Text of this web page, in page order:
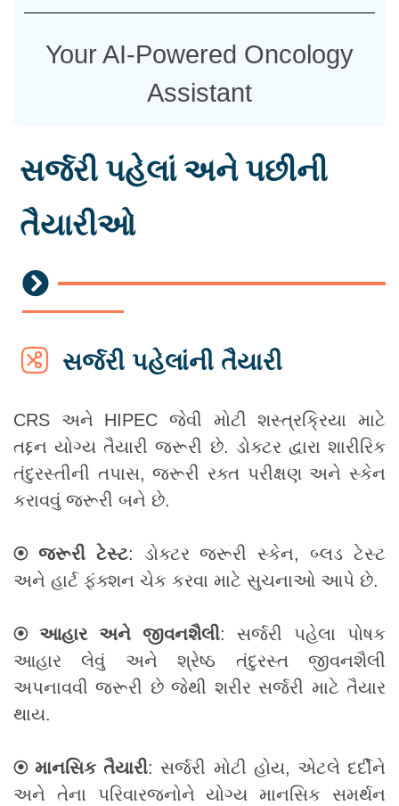
Your AI-Powered Oncology
Assistant
સર્જરી પહેલાં અને પછીની
તૈયારીઓ
સર્જરી પહેલાંની તૈયારી
CRS અને HIPEC જેવી મોટી શસ્ત્રક્રિયા માટે
તદ્દન યોગ્ય તૈયારી જરૂરી છે. ડોક્ટર દ્વારા શારીરિક
તંદુરસ્તીની તપાસ, જરૂરી રક્ત પરીક્ષણ અને સ્કેન
કરાવવું જરૂરી બને છે.
⦿ જરૂરી ટેસ્ટ: ડોક્ટર જરૂરી સ્કેન, બ્લડ ટેસ્ટ
અને હાર્ટ ફંક્શન ચેક કરવા માટે સુચનાઓ આપે છે.
⦿ આહાર અને જીવનશૈલી: સર્જરી પહેલા પોષક
આહાર લેવું અને શ્રેષ્ઠ તંદુરસ્ત જીવનશૈલી
અપનાવવી જરૂરી છે જેથી શરીર સર્જરી માટે તૈયાર
થાય.
⦿ માનસિક તૈયારી: સર્જરી મોટી હોય, એટલે દર્દીને
અને તેના પરિવારજનોને યોગ્ય માનસિક સમર્થન